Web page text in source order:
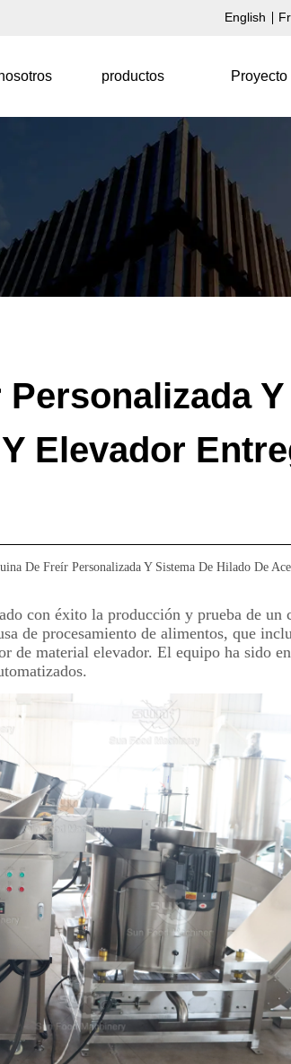
English
productos Proyecto
Elevador
De Freír Personalizada Y Sistema De Hilado De